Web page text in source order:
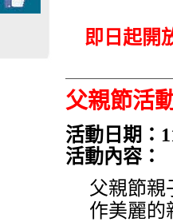
即日起開
父親節活
活動日期：
活動內容：
父親節親
作美麗的